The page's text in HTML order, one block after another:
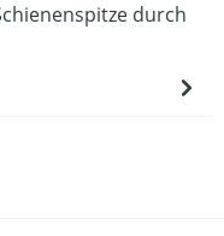
durch